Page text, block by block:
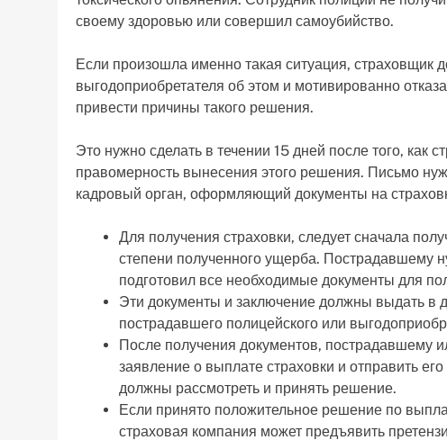
своему здоровью или совершил самоубийство.
Если произошла именно такая ситуация, страховщик
выгодоприобретателя об этом и мотивированно
привести причины такого решения.
Это нужно сделать в течении 15 дней после того,
правомерность вынесения этого решения. Письмо
кадровый орган, оформляющий документы на
Для получения страховки, следует сначала
степени полученного ущерба. Пострадавшему
подготовил все необходимые документы для
Эти документы и заключение должны выдать в
пострадавшего полицейского или
После получения документов, пострадавшему
заявление о выплате страховки и отправить
должны рассмотреть и принять решение.
Если принято положительное решение по
страховая компания может предъявить